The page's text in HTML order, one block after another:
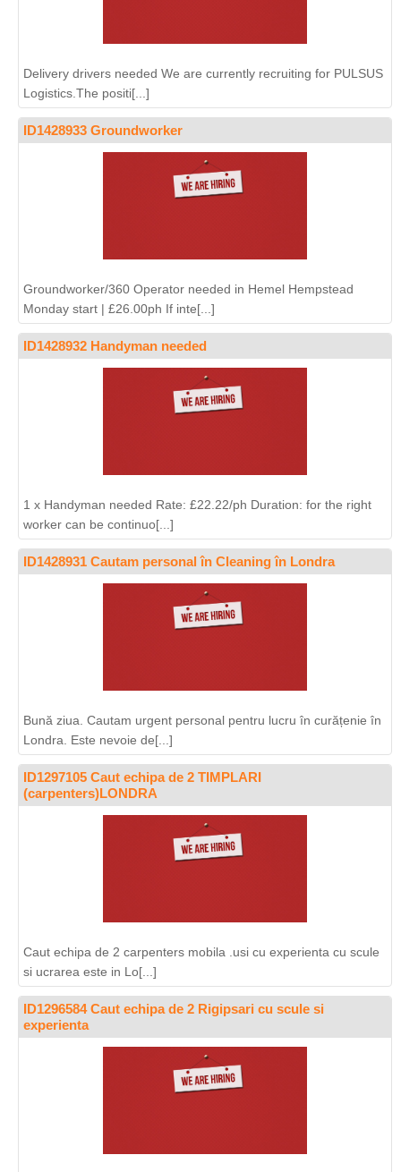
Delivery drivers needed We are currently recruiting for PULSUS
Logistics.The positi[...]
ID1428933 Groundworker
Groundworker/360 Operator needed in Hemel Hempstead
Monday start | £26.00ph If inte[...]
ID1428932 Handyman needed
1 x Handyman needed Rate: £22.22/ph Duration: for the right
worker can be continuo[...]
ID1428931 Cautam personal în Cleaning în Londra
Bună ziua. Cautam urgent personal pentru lucru în curățenie în
Londra. Este nevoie de[...]
ID1297105 Caut echipa de 2 TIMPLARI
(carpenters)LONDRA
Caut echipa de 2 carpenters mobila .usi cu experienta cu scule
si ucrarea este in Lo[...]
ID1296584 Caut echipa de 2 Rigipsari cu scule si
experienta